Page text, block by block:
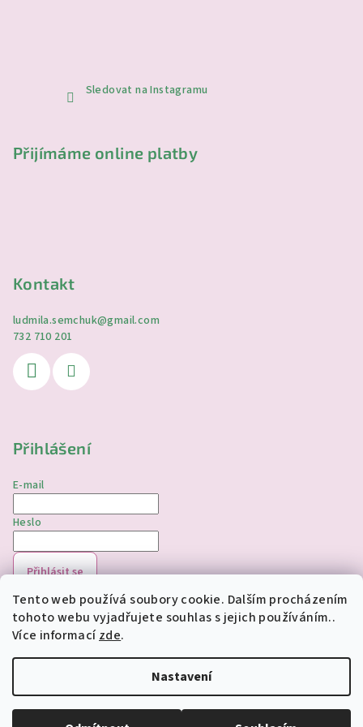
Tento web používá soubory cookie. Dalším procházením
tohoto webu vyjadřujete souhlas s jejich používáním..
Více informacízde.
Nastavení
Sledovat na Instagramu
Přijímáme online platby
Kontakt
ludmila.semchuk@gmail.com
732 710 201
Přihlášení
E-mail
Heslo
Přihlásit se
Nová registraceZapomenuté heslo
Copyright 2026jednorozciverivnas.cz. Všechna práva
Upravit nastavení cookies
Vytvořil Shoptet